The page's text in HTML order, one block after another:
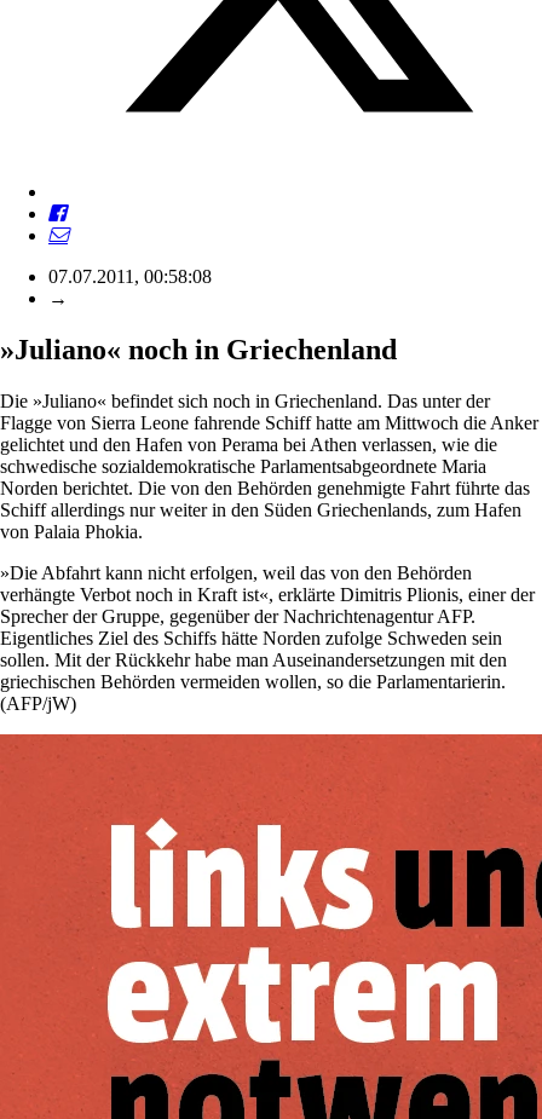
07.07.2011, 00:58:08
→
»Juliano« noch in Griechenland
Die »Juliano« befindet sich noch in Griechenland. Das unter der
Flagge von Sierra Leone fahrende Schiff hatte am Mittwoch die Anker
gelichtet und den Hafen von Perama bei Athen verlassen, wie die
schwedische sozialdemokratische Parlamentsabgeordnete Maria
Norden berichtet. Die von den Behörden genehmigte Fahrt führte das
Schiff allerdings nur weiter in den Süden Griechenlands, zum Hafen
von Palaia Phokia.
»Die Abfahrt kann nicht erfolgen, weil das von den Behörden
verhängte Verbot noch in Kraft ist«, erklärte Dimitris Plionis, einer der
Sprecher der Gruppe, gegenüber der Nachrichtenagentur AFP.
Eigentliches Ziel des Schiffs hätte Norden zufolge Schweden sein
sollen. Mit der Rückkehr habe man Auseinandersetzungen mit den
griechischen Behörden vermeiden wollen, so die Parlamentarierin.
(AFP/jW)